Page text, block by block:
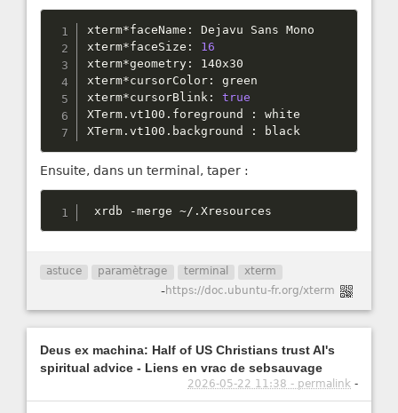
xterm*faceName :
Dejavu Sans Mono
xterm*faceSize :
16
xterm*geometry :
140x30
xterm*cursorColor :
green
xterm*cursorBlink :
true
XTerm .vt100 . foreground :
white
XTerm .vt100 . background : black
Ensuite, dans un terminal, taper :
xrdb -merge ~/ .Xresources
astuce paramètrage terminal xterm
-https://doc.ubuntu-fr.org/xterm
Deus ex machina: Half of US Christians trust AI's
spiritual advice - Liens en vrac de sebsauvage
2026-05-22 11:38 - permalink -